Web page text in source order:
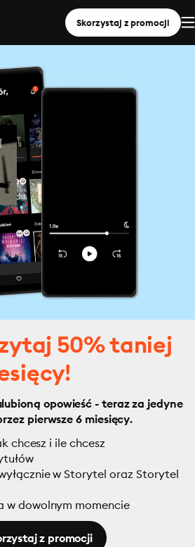
Skorzystaj z promocji
50% taniej
opowieść - teraz za jedyne
pierwsze 6 miesięcy.
chcesz i ile chcesz
w Storytel oraz Storytel
w dowolnym momencie
z promocji